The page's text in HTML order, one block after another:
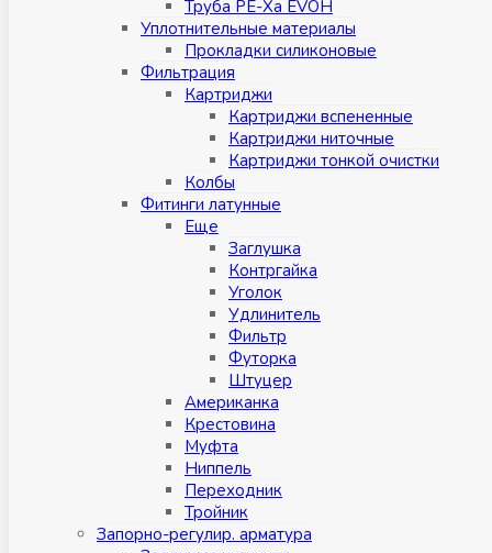
Труба PE-Xa EVOH
Уплотнительные материалы
Прокладки силиконовые
Фильтрация
Картриджи
Картриджи вспененные
Картриджи ниточные
Картриджи тонкой очистки
Колбы
Фитинги латунные
Eщe
Заглушка
Контргайка
Уголок
Удлинитель
Фильтр
Футорка
Штуцер
Американка
Крестовина
Муфта
Ниппель
Переходник
Тройник
Запорно-регулир. арматура